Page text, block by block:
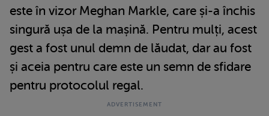
este în vizor Meghan Markle, care și-a închis
singură ușa de la mașină. Pentru mulți, acest
gest a fost unul demn de lăudat, dar au fost
și aceia pentru care este un semn de sfidare
pentru protocolul regal.